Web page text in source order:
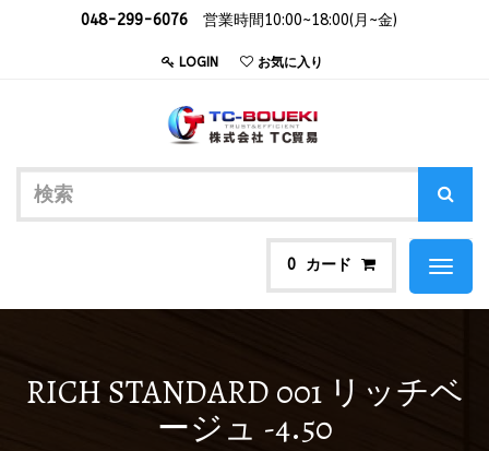
048-299-6076 営業時間10:00~18:00(月~金)
LOGIN お気に入り
0 カード
Toggle
RICH STANDARD 001 リッチベ
ージュ -4.50